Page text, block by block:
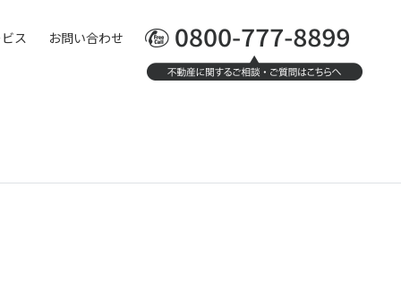
ス お問い合わせ